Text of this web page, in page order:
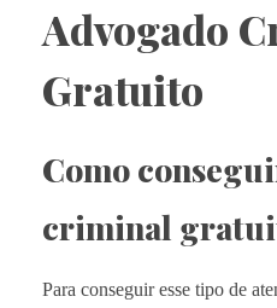
Advogado
Gratuito
Como
criminal
Para conseguir esse tipo de